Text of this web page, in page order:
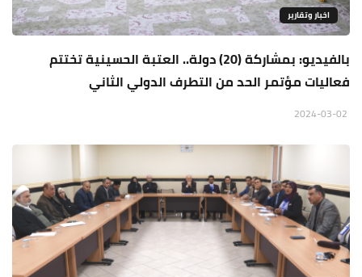
اخبار وتقارير
بالفيديو: بمشاركة (20) دولة.. العتبة الحسينية تختتم
فعاليات مؤتمر الحد من التطرف الدولي الثاني